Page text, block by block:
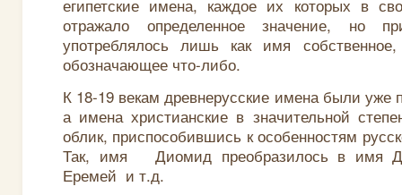
египетские имена, каждое их которых в
отражало определенное значение, но
употреблялось лишь как имя
обозначающее что-либо.
К 18-19 векам древнерусские имена были уже
а имена христианские в значительной
облик, приспособившись к особенностям
Так, имя Диомид преобразилось в имя
Еремей и т.д.